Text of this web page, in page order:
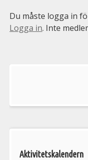
Du måste logga in
Logga in. Inte
aktiviteter
Aktivitetskalendern